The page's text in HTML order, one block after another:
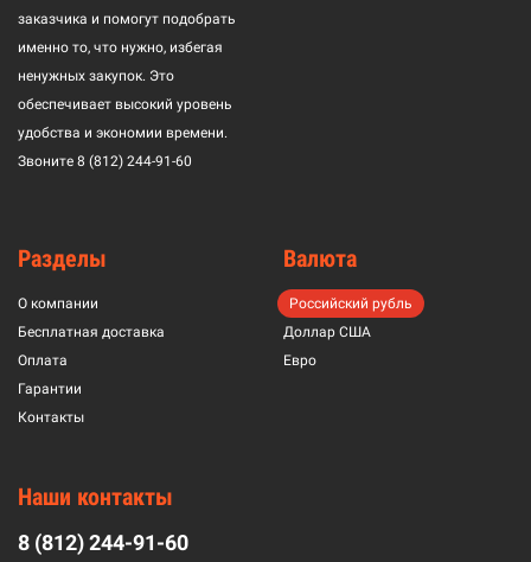
заказчика и помогут подобрать
именно то, что нужно, избегая
ненужных закупок. Это
обеспечивает высокий уровень
удобства и экономии времени.
Звоните 8 (812) 244-91-60
Разделы
О компании
Бесплатная доставка
Оплата
Гарантии
Контакты
Валюта
Российский рубль
Доллар США
Евро
Наши контакты
8 (812) 244-91-60